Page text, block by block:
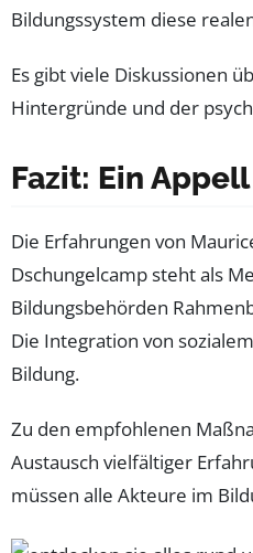
Bildungssystem diese
Es gibt viele Diskussionen
Hintergründe und der
Fazit: Ein
Die Erfahrungen von
Dschungelcamp steht als
Bildungsbehörden
Die Integration von
Bildung.
Zu den empfohlenen
Austausch vielfältiger
müssen alle Akteure im